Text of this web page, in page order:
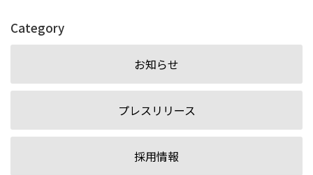
Category
お知らせ
プレスリリース
採用情報